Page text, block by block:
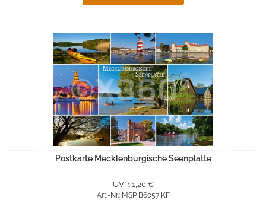
Postkarte Mecklenburgische Seenplatte
UVP: 1,20 €
Art.-Nr.: MSP B6057 KF